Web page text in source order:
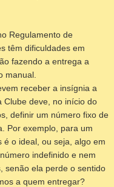
Regulamento de
têm dificuldades em
fazendo a entrega a
manual.
receber a insígnia a
Clube deve, no início do
definir um número fixo de
Por exemplo, para um
o ideal, ou seja, algo em
indefinido e nem
senão ela perde o sentido
a quem entregar?